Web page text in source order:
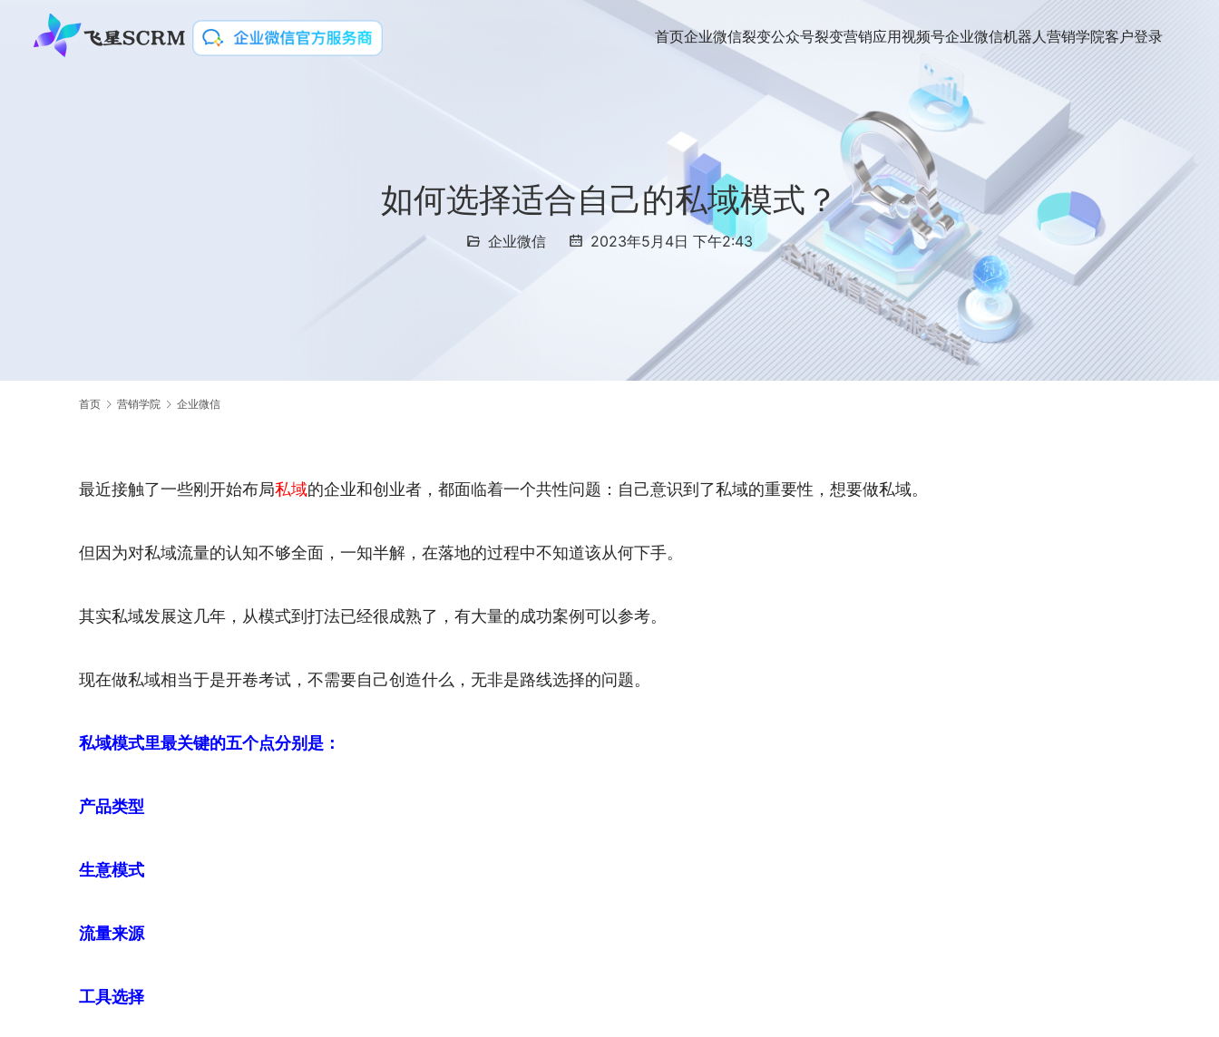
首页企业微信裂变公众号裂变营销应用视频号企业微信机器人营销学院客户登录
如何选择适合自己的私域模式？
企业微信 2023年5月4日 下午2:43
首页 营销学院 企业微信
最近接触了一些刚开始布局私域的企业和创业者，都面临着一个共性问题：自己意识到了私域的重要性，想要做私域。
但因为对私域流量的认知不够全面，一知半解，在落地的过程中不知道该从何下手。
其实私域发展这几年，从模式到打法已经很成熟了，有大量的成功案例可以参考。
现在做私域相当于是开卷考试，不需要自己创造什么，无非是路线选择的问题。
私域模式里最关键的五个点分别是：
产品类型
生意模式
流量来源
工具选择